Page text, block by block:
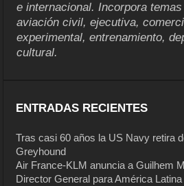
e internacional. Incorpora
aviación civil, ejecutiva,
experimental, entrenamiento,
cultural.
ENTRADAS RECIENTES
Tras casi 60 años la US Navy retira
Greyhound
Air France-KLM anuncia a Guilhem
Director General para América Latina